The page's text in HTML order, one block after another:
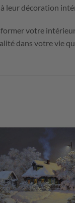
leur décoration
votre
dans votre vie